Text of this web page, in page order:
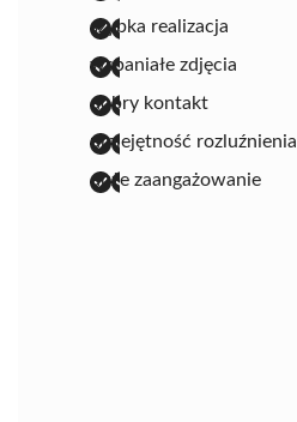
szybka realizacja
wspaniałe zdjęcia
dobry kontakt
umiejętność rozluźnienia
duże zaangażowanie